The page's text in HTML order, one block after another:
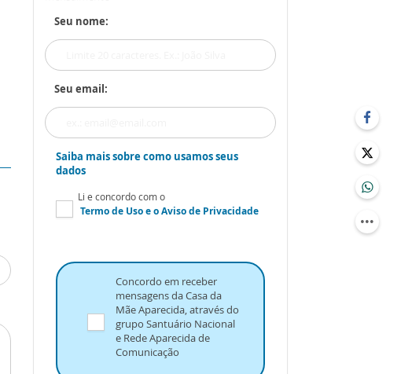
Seu nome:
Seu email:
Saiba mais sobre como usamos seus
dados
Li e concordo com o
Termo de Usoe oAviso de Privacidade
Concordo em receber
mensagens da Casa da
Mãe Aparecida, através do
grupo Santuário Nacional
e Rede Aparecida de
Comunicação